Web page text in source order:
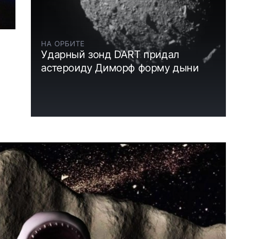
НА ОРБИТЕ
Ударный зонд DART придал
астероиду Диморф форму дыни